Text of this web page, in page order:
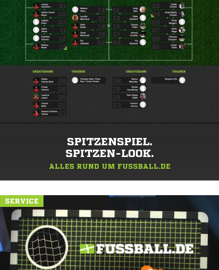
SPITZENSPIEL.
SPITZEN-LOOK.
ALLES RUND UM FUSSBALL.DE
SERVICE